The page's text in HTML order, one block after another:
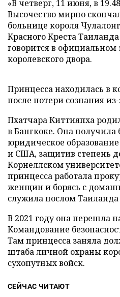
«В четверг, 11 июня, в
Высочество мирно
больнице короля
Красного Креста
говорится в официальном
королевского двора.
Принцесса находилась в
после потери сознания
Пхатчара Киттияпха
в Бангкоке. Она получила
юридическое
и США, защитив степень
Корнеллском
принцесса работала
женщин и борясь с
служила послом Таиланда
В 2021 году она перешла
Командование
Там принцесса заняла
штаба личной охраны
сухопутных войск.
СЕЙЧАС ЧИТАЮТ